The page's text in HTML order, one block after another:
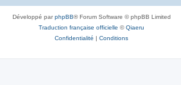
Développé parphpBB® Forum Software © phpBB Limited
Traduction française officielle ©Qiaeru
Confidentialité | Conditions